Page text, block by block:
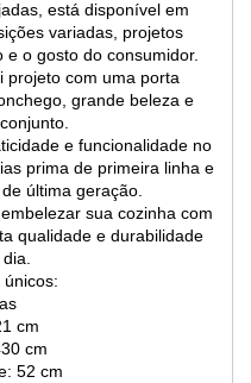
está disponível em
variadas, projetos
e o gosto do consumidor.
projeto com uma porta
grande beleza e
e funcionalidade no
prima de primeira linha e
última geração.
sua cozinha com
qualidade e durabilidade
únicos:
cm
cm
52 cm